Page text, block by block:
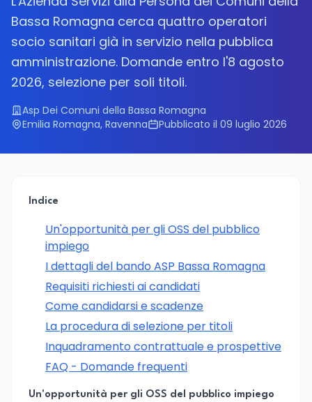
Bassa Romagna cerca quattro operatori
socio sanitari già in servizio nella pubblica
amministrazione. Domande entro l'8 agosto
2026, selezione per soli titoli.
Asp Dei Comuni della Bassa Romagna
Emilia Romagna, Ravenna
Pubblicato il 09 luglio 2026
Indice
Un'opportunità per gli OSS del pubblico
impiego
I dettagli del bando ASP Bassa Romagna
Requisiti richiesti ai candidati
Come candidarsi e scadenze
La procedura di selezione per titoli
Inquadramento contrattuale e prospettive
FAQ - Domande frequenti
Un'opportunità per gli OSS del pubblico impiego